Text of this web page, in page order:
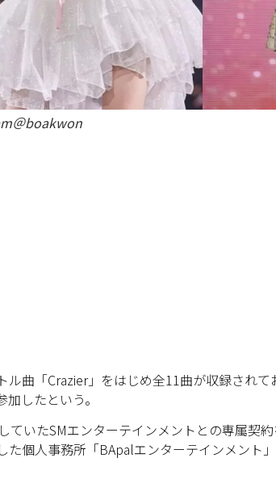
＠boakwon
ル曲「Crazier」をはじめ全11曲が収録され
したという。
ていたSMエンターテインメントとの専属契
た個人事務所「BApalエンターテインメント